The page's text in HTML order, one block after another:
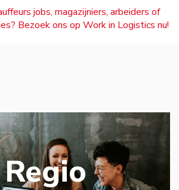
jobs, magazijniers, arbeiders of
Bezoek ons op Work in Logistics nu!
Regio